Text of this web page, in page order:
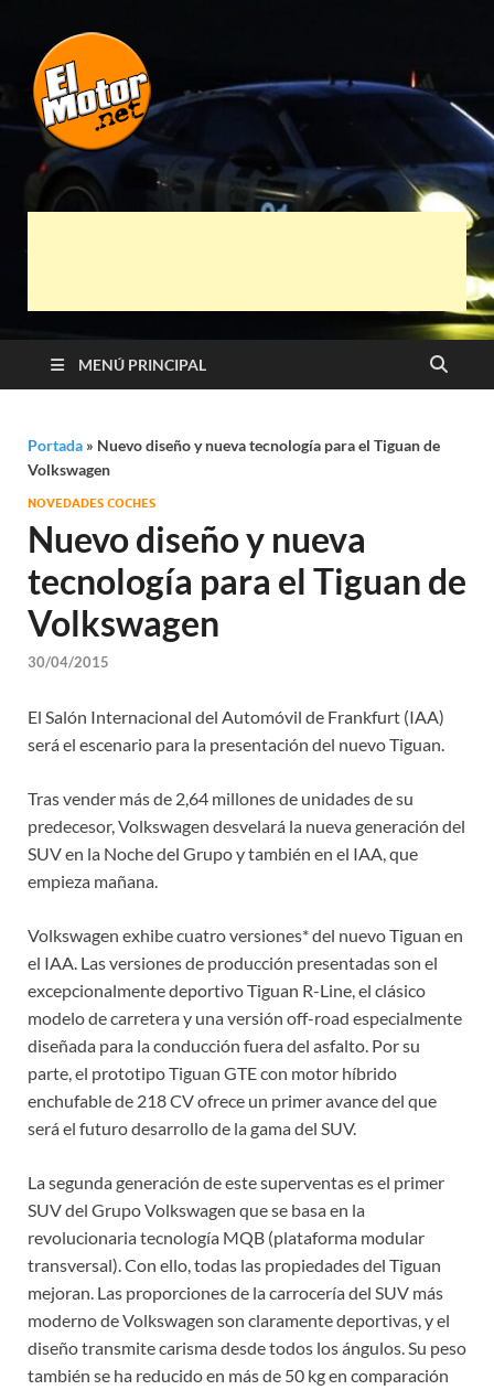
El Motor punto
Net
Automóviles
MENÚ PRINCIPAL
Portada » Nuevo diseño y nueva tecnología para el Tiguan de
Volkswagen
NOVEDADES COCHES
Nuevo diseño y nueva
tecnología para el Tiguan de
Volkswagen
30/04/2015
El Salón Internacional del Automóvil de Frankfurt (IAA)
será el escenario para la presentación del nuevo Tiguan.
Tras vender más de 2,64 millones de unidades de su
predecesor, Volkswagen desvelará la nueva generación del
SUV en la Noche del Grupo y también en el IAA, que
empieza mañana.
Volkswagen exhibe cuatro versiones* del nuevo Tiguan en
el IAA. Las versiones de producción presentadas son el
excepcionalmente deportivo Tiguan R-Line, el clásico
modelo de carretera y una versión off-road especialmente
diseñada para la conducción fuera del asfalto. Por su
parte, el prototipo Tiguan GTE con motor híbrido
enchufable de 218 CV ofrece un primer avance del que
será el futuro desarrollo de la gama del SUV.
La segunda generación de este superventas es el primer
SUV del Grupo Volkswagen que se basa en la
revolucionaria tecnología MQB (plataforma modular
transversal). Con ello, todas las propiedades del Tiguan
mejoran. Las proporciones de la carrocería del SUV más
moderno de Volkswagen son claramente deportivas, y el
diseño transmite carisma desde todos los ángulos. Su peso
también se ha reducido en más de 50 kg en comparación